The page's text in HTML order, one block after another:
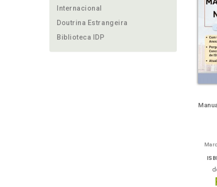
Internacional
Doutrina Estrangeira
Biblioteca IDP